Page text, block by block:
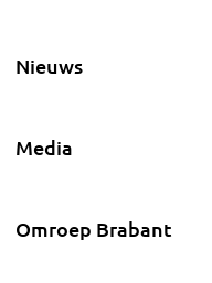
Nieuws
Media
Omroep Brabant